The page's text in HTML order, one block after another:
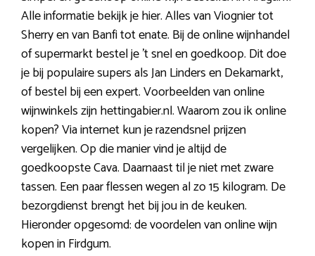
Alle informatie bekijk je hier. Alles van Viognier tot
Sherry en van Banfi tot enate. Bij de online wijnhandel
of supermarkt bestel je ’t snel en goedkoop. Dit doe
je bij populaire supers als Jan Linders en Dekamarkt,
of bestel bij een expert. Voorbeelden van online
wijnwinkels zijn hettingabier.nl. Waarom zou ik online
kopen? Via internet kun je razendsnel prijzen
vergelijken. Op die manier vind je altijd de
goedkoopste Cava. Daarnaast til je niet met zware
tassen. Een paar flessen wegen al zo 15 kilogram. De
bezorgdienst brengt het bij jou in de keuken.
Hieronder opgesomd: de voordelen van online wijn
kopen in Firdgum.